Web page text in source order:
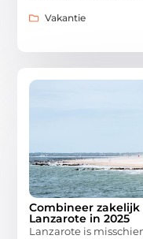
Vakantie
Combineer
Lanzarote in 2025
Lanzarote is